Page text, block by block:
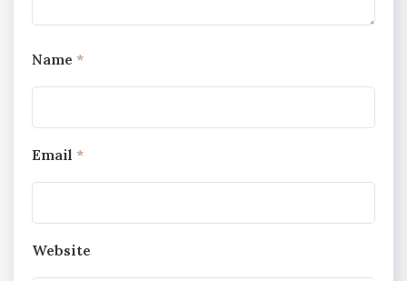
Name *
Email *
Website